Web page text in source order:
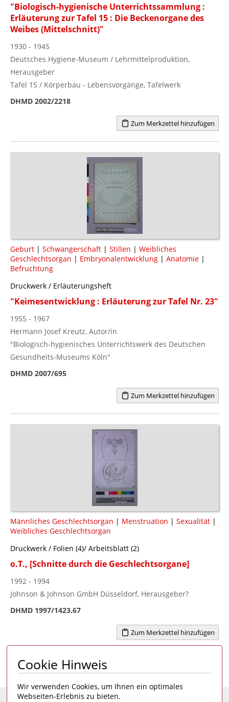
"Biologisch-hygienische Unterrichtssammlung :
Erläuterung zur Tafel 15 : Die Beckenorgane des
Weibes (Mittelschnitt)"
1930 - 1945
Deutsches Hygiene-Museum / Lehrmittelproduktion,
Herausgeber
Tafel 15 / Körperbau - Lebensvorgänge, Tafelwerk
DHMD 2002/2218
Zum Merkzettel hinzufügen
Geburt | Schwangerschaft | Stillen | Weibliches
Geschlechtsorgan | Embryonalentwicklung | Anatomie |
Befruchtung
Druckwerk / Erläuterungsheft
"Keimesentwicklung : Erläuterung zur Tafel Nr. 23"
1955 - 1967
Hermann Josef Kreutz, Autor/in
"Biologisch-hygienisches Unterrichtswerk des Deutschen
Gesundheits-Museums Köln"
DHMD 2007/695
Zum Merkzettel hinzufügen
Männliches Geschlechtsorgan | Menstruation | Sexualität |
Weibliches Geschlechtsorgan
Druckwerk / Folien (4)/ Arbeitsblatt (2)
o.T., [Schnitte durch die Geschlechtsorgane]
1992 - 1994
Johnson & Johnson GmbH Düsseldorf, Herausgeber?
DHMD 1997/1423.67
Zum Merkzettel hinzufügen
Seite 1 von 5 1 2 3 4 5 >
Cookie Hinweis
Wir verwenden Cookies, um Ihnen ein optimales
Webseiten-Erlebnis zu bieten.